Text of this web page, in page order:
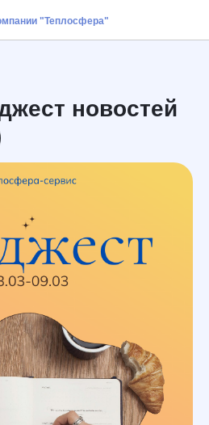
"Теплосфера"
новостей